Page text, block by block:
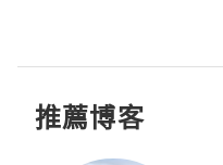
推薦博客